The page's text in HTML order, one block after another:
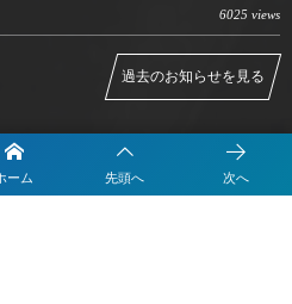
ーム 先頭へ 次へ
6025 views
過去のお知らせを見る
ランナー